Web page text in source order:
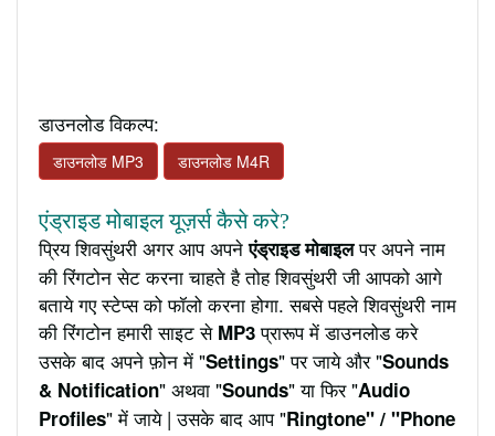
डाउनलोड विकल्प:
डाउनलोड MP3 डाउनलोड M4R
एंड्राइड मोबाइल यूज़र्स कैसे करे?
प्रिय शिवसुंथरी अगर आप अपनेएंड्राइड मोबाइलपर अपने नाम
की रिंगटोन सेट करना चाहते है तोह शिवसुंथरी जी आपको आगे
बताये गए स्टेप्स को फॉलो करना होगा. सबसे पहले शिवसुंथरी नाम
की रिंगटोन हमारी साइट से MP3प्रारूप में डाउनलोड करे
उसके बाद अपने फ़ोन में "Settings" पर जाये और "Sounds
& Notification" अथवा "Sounds" या फिर "Audio
Profiles" में जाये | उसके बाद आप "Ringtone" / "Phone